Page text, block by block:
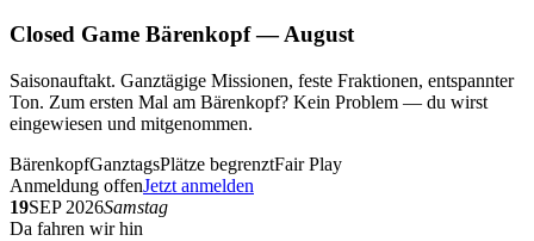
Closed Game Bärenkopf — August
Saisonauftakt. Ganztägige Missionen, feste Fraktionen, entspannter
Ton. Zum ersten Mal am Bärenkopf? Kein Problem — du wirst
eingewiesen und mitgenommen.
BärenkopfGanztagsPlätze begrenztFair Play
Anmeldung offenJetzt anmelden
19SEP 2026Samstag
Da fahren wir hin